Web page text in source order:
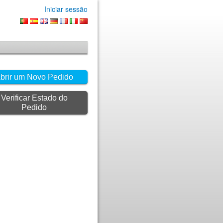
Iniciar sessão
um Novo Pedido
Verificar Estado do
Pedido